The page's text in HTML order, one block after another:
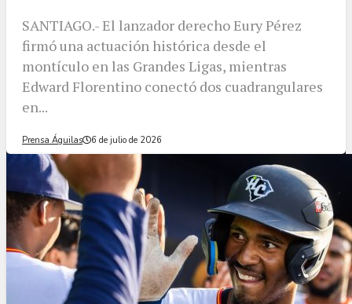
SANTIAGO.- El lanzador derecho Eury Pérez
firmó una actuación histórica desde el
montículo en las Grandes Ligas, mientras
Edward Florentino conectó dos cuadrangulares
en...
Prensa Águilas 6 de julio de 2026